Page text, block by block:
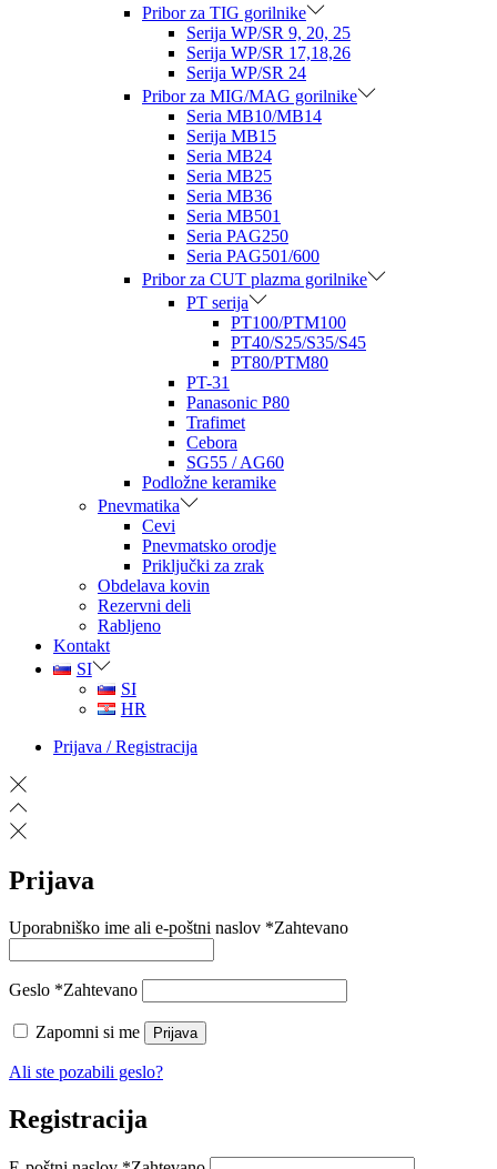
Pribor za TIG gorilnike
Serija WP/SR 9, 20, 25
Serija WP/SR 17,18,26
Serija WP/SR 24
Pribor za MIG/MAG gorilnike
Seria MB10/MB14
Serija MB15
Seria MB24
Seria MB25
Seria MB36
Seria MB501
Seria PAG250
Seria PAG501/600
Pribor za CUT plazma gorilnike
PT serija
PT100/PTM100
PT40/S25/S35/S45
PT80/PTM80
PT-31
Panasonic P80
Trafimet
Cebora
SG55 / AG60
Podložne keramike
Pnevmatika
Cevi
Pnevmatsko orodje
Priključki za zrak
Obdelava kovin
Rezervni deli
Rabljeno
Kontakt
SI
SI
HR
Prijava / Registracija
Prijava
Uporabniško ime ali e-poštni naslov *Zahtevano
Geslo *Zahtevano
Zapomni si me Prijava
Ali ste pozabili geslo?
Registracija